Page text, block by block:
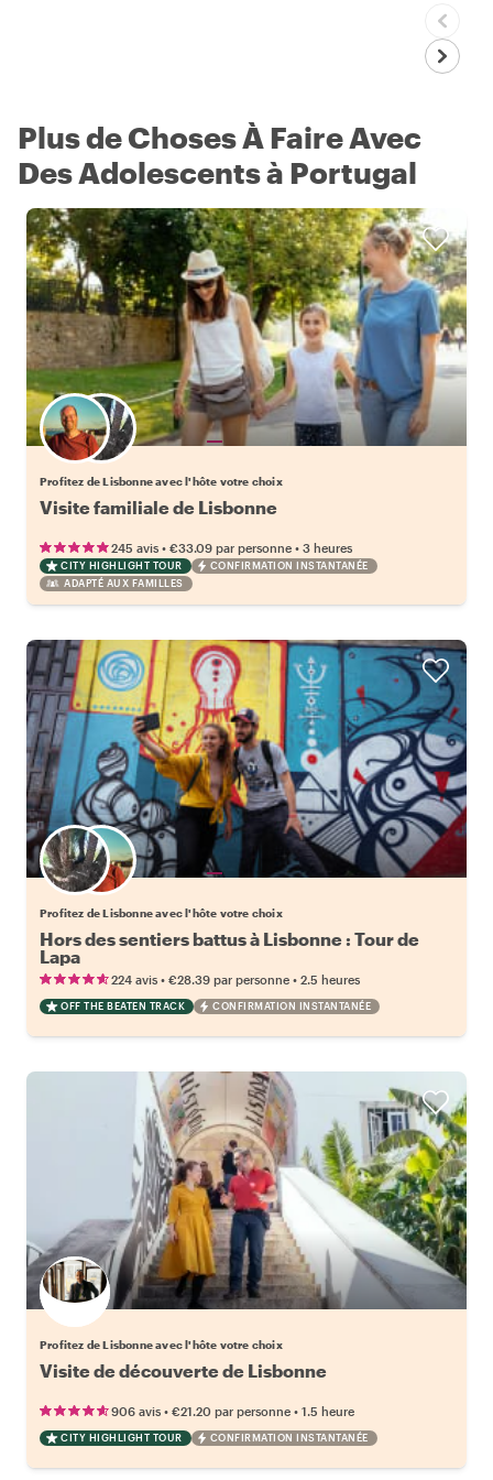
Plus de Choses À Faire Avec
Des Adolescents à Portugal
Choisissez votre local favori
Profitez de Lisbonne avec l'hôte votre choix
Visite familiale de Lisbonne
245 avis • €33.09 par personne • 3 heures
CITY HIGHLIGHT TOUR
CONFIRMATION INSTANTANÉE
ADAPTÉ AUX FAMILLES
Choisissez votre local favori
Profitez de Lisbonne avec l'hôte votre choix
Hors des sentiers battus à Lisbonne : Tour de
Lapa
224 avis • €28.39 par personne • 2.5 heures
OFF THE BEATEN TRACK CONFIRMATION INSTANTANÉE
Choisissez votre local favori
Profitez de Lisbonne avec l'hôte votre choix
Visite de découverte de Lisbonne
906 avis • €21.20 par personne • 1.5 heure
CITY HIGHLIGHT TOUR CONFIRMATION INSTANTANÉE